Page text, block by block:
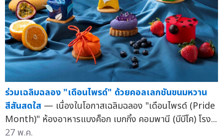
ร่วมเฉลิมฉลอง "เดือนไพรด์" ด้วยคอลเลกชันขนมหวาน
สีสันสดใส — เนื่องในโอกาสเฉลิมฉลอง "เดือนไพรด์ (Pride
Month)" ห้องอาหารแบงค็อก เบกกิ้ง คอมพานี (บีบีโค) โรง...
27 พ.ค.